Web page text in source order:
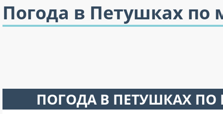
Погода в Петушках по
ПОГОДА В ПЕТУШКАХ